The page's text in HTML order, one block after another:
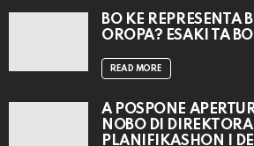
BO KE REPRESENTÁ
OROPA? ESAKI TA
READ MORE
A POSPONÉ
NOBO DI
PLANIFIKASHON I